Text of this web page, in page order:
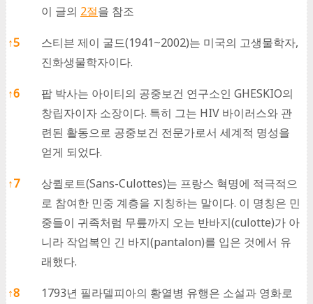
이 글의 2절을 참조
↑5
스티븐 제이 굴드(1941~2002)는 미국의 고생물학자,
진화생물학자이다.
↑6
팝 박사는 아이티의 공중보건 연구소인 GHESKIO의
창립자이자 소장이다. 특히 그는 HIV 바이러스와 관
련된 활동으로 공중보건 전문가로서 세계적 명성을
얻게 되었다.
↑7
상퀼로트(Sans-Culottes)는 프랑스 혁명에 적극적으
로 참여한 민중 계층을 지칭하는 말이다. 이 명칭은 민
중들이 귀족처럼 무릎까지 오는 반바지(culotte)가 아
니라 작업복인 긴 바지(pantalon)를 입은 것에서 유
래했다.
↑8
1793년 필라델피아의 황열병 유행은 소설과 영화로